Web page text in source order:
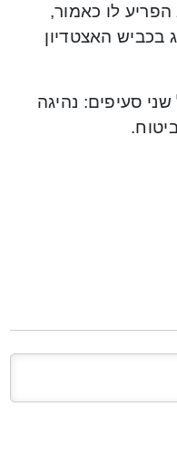
לו כאמור,
בכביש האצטדיון
סעיפים: נהיגה